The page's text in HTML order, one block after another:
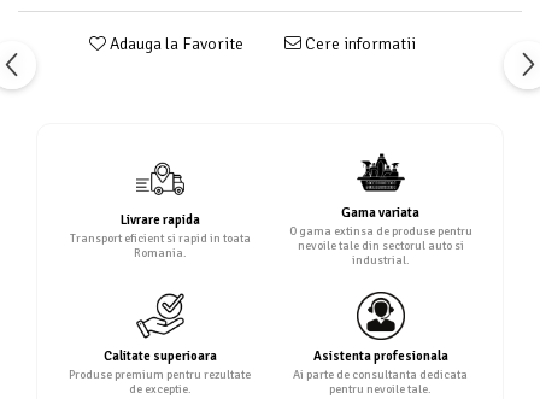
Adauga la Favorite Cere informatii
Livrare rapida
Transport eficient si rapid in toata
Romania.
Gama variata
O gama extinsa de produse pentru
nevoile tale din sectorul auto si
industrial.
Calitate superioara
Produse premium pentru rezultate
de exceptie.
Asistenta profesionala
Ai parte de consultanta dedicata
pentru nevoile tale.